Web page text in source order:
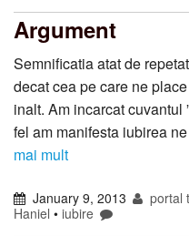
Argument
Semnificatia atat de
decat cea pe care ne
inalt. Am incarcat cuvantul
fel am manifesta iubirea
mai mult
January 9, 2013 portal
Haniel • iubire